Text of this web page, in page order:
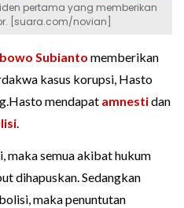
pertama yang memberikan
[suara.com/novian]
Subianto memberikan
kasus korupsi, Hasto
mendapat amnestidan
.
maka semua akibat hukum
dihapuskan. Sedangkan
maka penuntutan